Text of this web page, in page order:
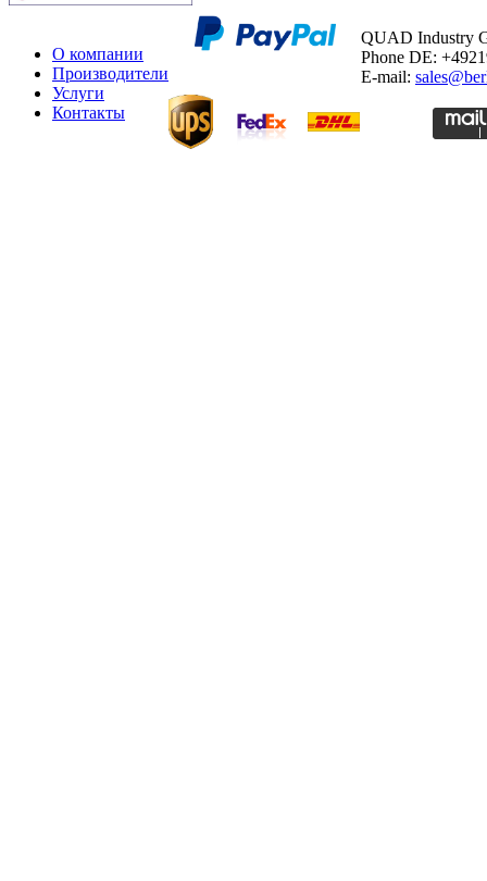
О компании
Производители
Услуги
Контакты
QUAD Industry
Phone DE:
E-mail: